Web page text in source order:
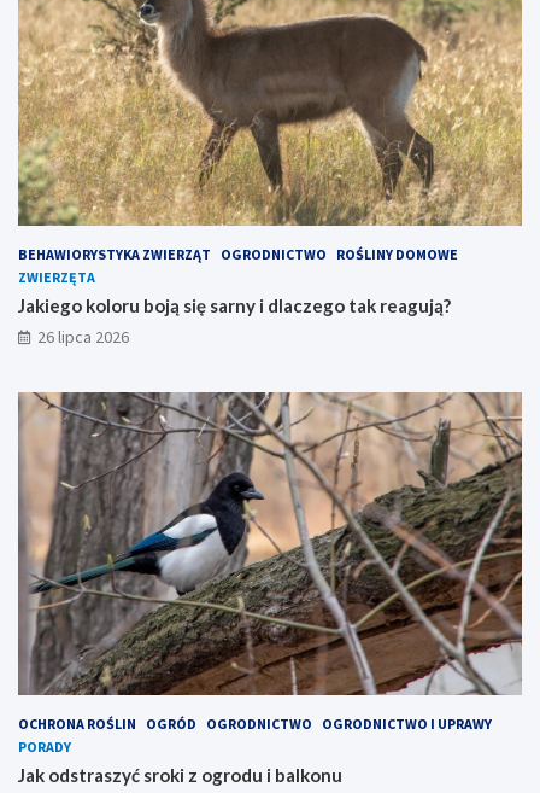
BEHAWIORYSTYKA ZWIERZĄT OGRODNICTWO
ROŚLINY DOMOWE
ZWIERZĘTA
Jakiego koloru boją się sarny i dlaczego tak reagują?
26 lipca 2026
OCHRONA ROŚLIN OGRÓD OGRODNICTWO
OGRODNICTWO I UPRAWY
PORADY
Jak odstraszyć sroki z ogrodu i balkonu